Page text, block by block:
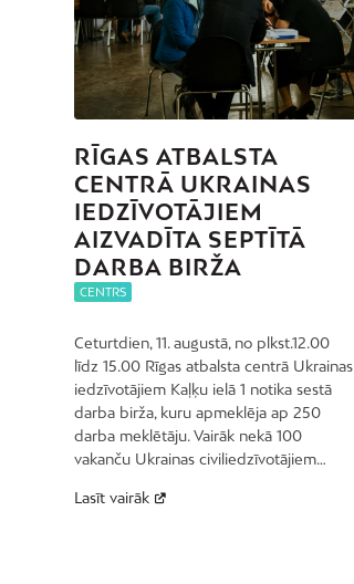
RĪGAS ATBALSTA
CENTRĀ UKRAINAS
IEDZĪVOTĀJIEM
AIZVADĪTA SEPTĪTĀ
DARBA BIRŽA
CENTRS
Ceturtdien, 11. augustā, no plkst.12.00
līdz 15.00 Rīgas atbalsta centrā Ukrainas
iedzīvotājiem Kaļķu ielā 1 notika sestā
darba birža, kuru apmeklēja ap 250
darba meklētāju. Vairāk nekā 100
vakanču Ukrainas civiliedzīvotājiem…
Lasīt vairāk